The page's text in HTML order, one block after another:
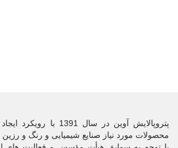
پتروپالایش آوین در سال
محصولات مورد نیاز صنایع شیمیایی و رنگ و